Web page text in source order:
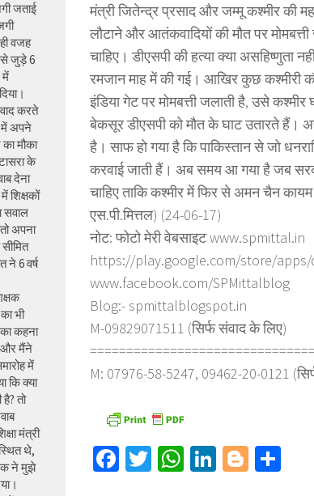
मंत्री जितेन्द्र प्रसाद और जम्मू कश्मीर की
लौटाने और आतंकवादियों की मौत पर
चाहिए। डीएसपी की हत्या क्या असहिष्णुता
रमजान माह में की गई। आखिर कुछ कश्मीरी
इंडिया गेट पर मोमबत्ती जलाती है, उसे
बेकसूर डीएसपी को मौत के घाट उतारते
है। साफ हो गया है कि पाकिस्तान से जो
करवाई जाती हैं। अब समय आ गया है जब
चाहिए ताकि कश्मीर में फिर से अमन चैन
एस.पी.मित्तल) (24-06-17)
नोट: फोटो मेरी वेबसाइट www.spmittal.in
https://play.google.com/store/
www.facebook.com/SPMittalblog
Blog:- spmittalblogspot.in
M-09829071511 (सिर्फ संवाद के लिए)
M: 07976-58-5247, 09462-20-0121
Facebook
TwitterWhatsApp
LinkedIn
Blogger
जताई
वजह
से जुड़े 6
में
करते
में अपने
मौका
के
देना
शिक्षकों
सवाल
अपना
6 वर्ष
भी
कहना
और मैंने
में
कि क्या
तो
मंत्री
थे,
ने मुझे